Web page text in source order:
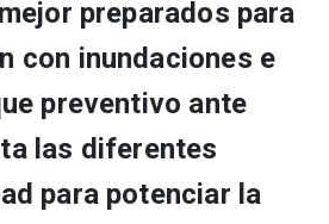
preparados para
con inundaciones e
preventivo ante
las diferentes
para potenciar la